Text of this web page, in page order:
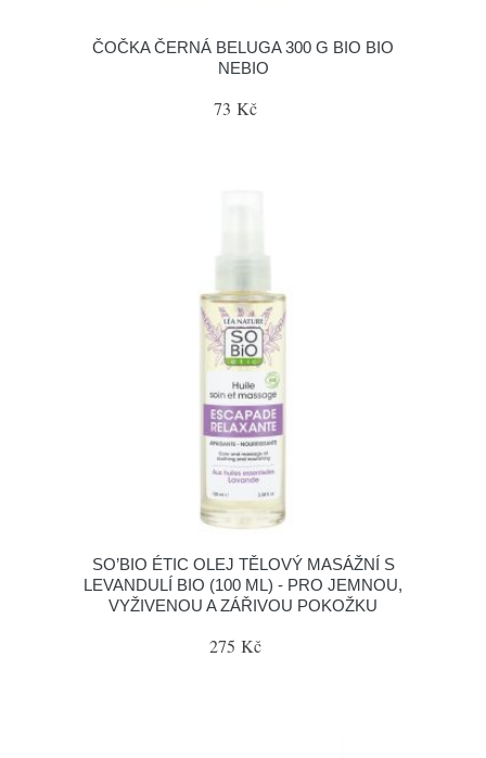
ČOČKA ČERNÁ BELUGA 300 G BIO BIO
NEBIO
73 Kč
SO’BIO ÉTIC OLEJ TĚLOVÝ MASÁŽNÍ S
LEVANDULÍ BIO (100 ML) - PRO JEMNOU,
VYŽIVENOU A ZÁŘIVOU POKOŽKU
275 Kč